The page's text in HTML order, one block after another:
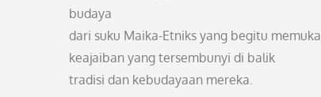
budaya
dari suku Maika-Etniks yang begitu
keajaiban yang tersembunyi di balik
tradisi dan kebudayaan mereka.